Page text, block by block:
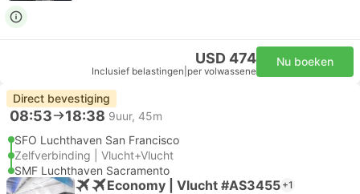
USD 474
Inclusief belastingen per volwassene
Nu boeken
Direct bevestiging
08:53 18:38 9uur, 45m
SFO Luchthaven San Francisco
Zelfverbinding | Vlucht+Vlucht
SMF Luchthaven Sacramento
Economy | Vlucht #AS3455 +1